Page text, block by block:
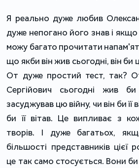
Я реально дуже любив
дуже непогано його знав і
можу багато прочитати
що якби він жив сьогодні, він би
От дуже простий тест, так?
Сергійович сьогодні жив
засуджував цю війну, чи він би її
би її вітав. Це випливає з
творів. І дуже багатьох,
більшості представників цієї
це так само стосується. Вони